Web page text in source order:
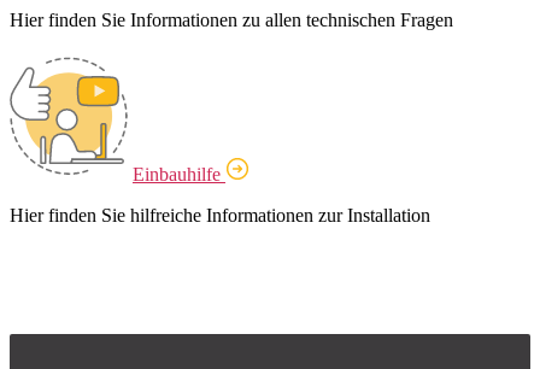
Hier finden Sie Informationen zu allen technischen Fragen
Einbauhilfe
Hier finden Sie hilfreiche Informationen zur Installation